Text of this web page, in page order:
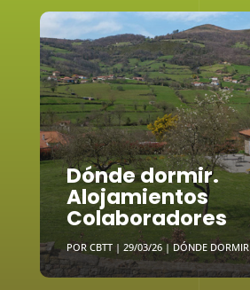
Dónde dormir.
Alojamientos
Colaboradores
POR CBTT| 29/03/26|DÓNDE DORMIR